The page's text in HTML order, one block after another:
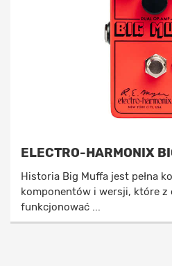
ELECTRO-HARMONIX
Historia Big Muffa jest pełna
komponentów i wersji, które z
funkcjonować ...